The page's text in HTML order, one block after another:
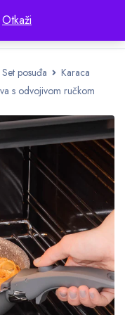
Otkaži
Set posuđa
Karaca
s ​​odvojivom ručkom